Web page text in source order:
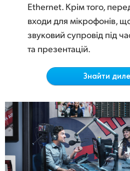
Poland
Portugal
Singapore
South Africa
Sweden
Chinese Taipei
Turkey
Ethernet. Крім того,
входи для мікрофонів,
звуковий супровід під
та презентацій.
Знайти